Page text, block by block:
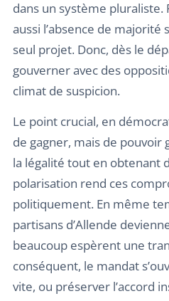
dans un système pluraliste.
aussi l’absence de
seul projet. Donc, dès le
gouverner avec des
climat de suspicion.
Le point crucial, en
de gagner, mais de
la légalité tout en obtenant
polarisation rend ces
politiquement. En même
partisans d’Allende
beaucoup espèrent une
conséquent, le mandat
vite, ou préserver l’accord